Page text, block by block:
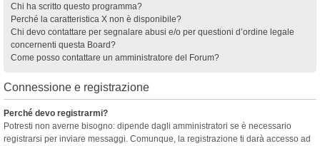
Chi ha scritto questo programma?
Perché la caratteristica X non è disponibile?
Chi devo contattare per segnalare abusi e/o per questioni d’ordine legale
concernenti questa Board?
Come posso contattare un amministratore del Forum?
Connessione e registrazione
Perché devo registrarmi?
Potresti non averne bisogno: dipende dagli amministratori se è necessario
registrarsi per inviare messaggi. Comunque, la registrazione ti darà accesso ad